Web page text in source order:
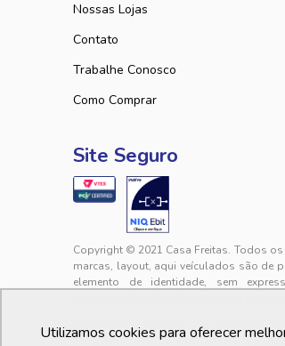
Nossas Lojas
Contato
Trabalhe Conosco
Como Comprar
Site Seguro
Copyright © 2021 Casa Freitas. Todos
marcas, layout, aqui veículados são de
elemento de identidade, sem
PFM COMERCIAL LTDA. | 01.740.627/
sac@casafreitas.com.br - WhatsApp:
Utilizamos cookies para oferecer